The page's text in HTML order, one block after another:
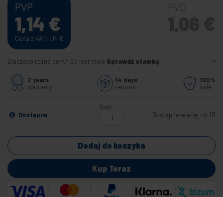
PVP
1,14 €
Cena z VAT: 1,14 €
Dlaczego różne ceny? Co jest moje Sprawdź stawkę
2 years
warranty
14 days
returns
100%
safe
Dostępne
Ilość
Dostępne więcej niż 10
Dodaj do koszyka
Kup Teraz